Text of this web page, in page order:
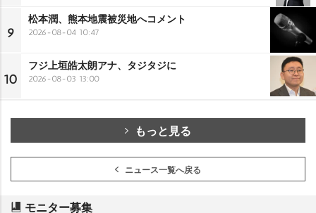
9
松本潤、熊本地震被災地へコメント
2026-08-04 10:47
10
フジ上垣皓太朗アナ、タジタジに
2026-08-03 13:00
もっと見る
ニュース一覧へ戻る
モニター募集